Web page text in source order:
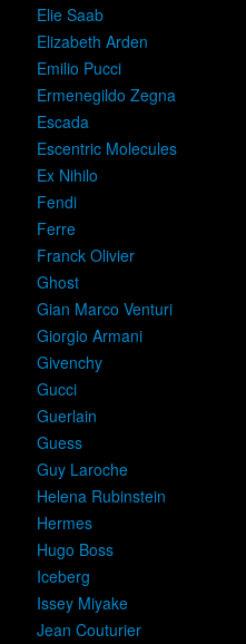
Elie Saab
Elizabeth Arden
Emilio Pucci
Ermenegildo Zegna
Escada
Escentric Molecules
Ex Nihilo
Fendi
Ferre
Franck Olivier
Ghost
Gian Marco Venturi
Giorgio Armani
Givenchy
Gucci
Guerlain
Guess
Guy Laroche
Helena Rubinstein
Hermes
Hugo Boss
Iceberg
Issey Miyake
Jean Couturier